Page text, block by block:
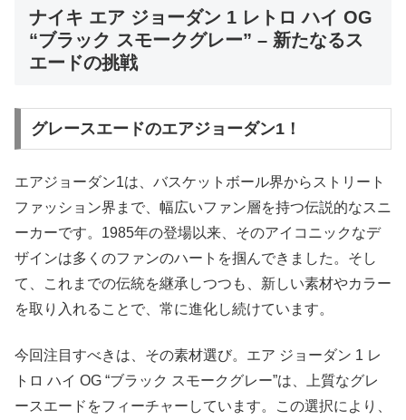
ナイキ エア ジョーダン 1 レトロ ハイ OG
“ブラック スモークグレー” – 新たなるス
エードの挑戦
グレースエードのエアジョーダン1！
エアジョーダン1は、バスケットボール界からストリート
ファッション界まで、幅広いファン層を持つ伝説的なスニ
ーカーです。1985年の登場以来、そのアイコニックなデ
ザインは多くのファンのハートを掴んできました。そし
て、これまでの伝統を継承しつつも、新しい素材やカラー
を取り入れることで、常に進化し続けています。
今回注目すべきは、その素材選び。エア ジョーダン 1 レ
トロ ハイ OG “ブラック スモークグレー”は、上質なグレ
ースエードをフィーチャーしています。この選択により、